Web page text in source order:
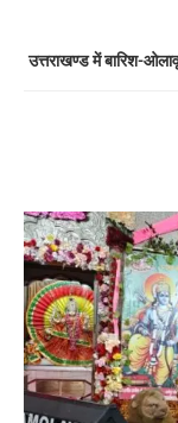
उत्तराखण्ड में बारिश-